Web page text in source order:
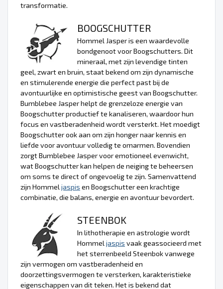
transformatie.
BOOGSCHUTTER
Hommel Jasper is een waardevolle
bondgenoot voor Boogschutters. Dit
mineraal, met zijn levendige tinten
geel, zwart en bruin, staat bekend om zijn dynamische
en stimulerende energie die perfect past bij de
avontuurlijke en optimistische geest van Boogschutter.
Bumblebee Jasper helpt de grenzeloze energie van
Boogschutter productief te kanaliseren, waardoor hun
focus en vastberadenheid wordt versterkt. Het moedigt
Boogschutter ook aan om zijn honger naar kennis en
liefde voor avontuur volledig te omarmen. Bovendien
zorgt Bumblebee Jasper voor emotioneel evenwicht,
wat Boogschutter kan helpen de neiging te beheersen
om soms te direct of ongevoelig te zijn. Samenvattend
zijn Hommel jaspis en Boogschutter een krachtige
combinatie, die balans, energie en avontuur bevordert.
STEENBOK
In lithotherapie en astrologie wordt
Hommel jaspis vaak geassocieerd met
het sterrenbeeld Steenbok vanwege
zijn vermogen om vastberadenheid en
doorzettingsvermogen te versterken, karakteristieke
eigenschappen van dit teken. Het is bekend dat